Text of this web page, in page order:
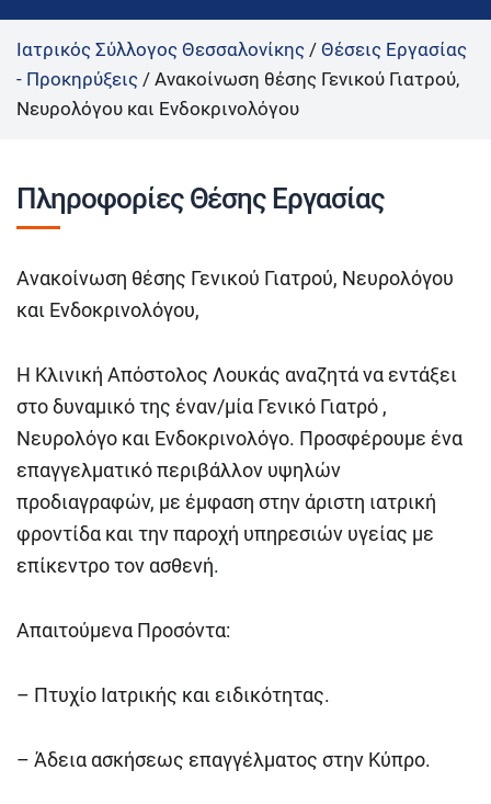
Ιατρικός Σύλλογος Θεσσαλονίκης / Θέσεις Εργασίας
- Προκηρύξεις / Ανακοίνωση θέσης Γενικού Γιατρού,
Νευρολόγου και Ενδοκρινολόγου
Πληροφορίες Θέσης Εργασίας
Ανακοίνωση θέσης Γενικού Γιατρού, Νευρολόγου
και Ενδοκρινολόγου,
Η Κλινική Απόστολος Λουκάς αναζητά να εντάξει
στο δυναμικό της έναν/μία Γενικό Γιατρό ,
Νευρολόγο και Ενδοκρινολόγο. Προσφέρουμε ένα
επαγγελματικό περιβάλλον υψηλών
προδιαγραφών, με έμφαση στην άριστη ιατρική
φροντίδα και την παροχή υπηρεσιών υγείας με
επίκεντρο τον ασθενή.
Απαιτούμενα Προσόντα:
– Πτυχίο Ιατρικής και ειδικότητας.
– Άδεια ασκήσεως επαγγέλματος στην Κύπρο.